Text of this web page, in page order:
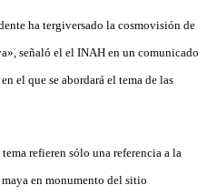
ha tergiversado la cosmovisión de
señaló el el INAH en un comunicado
el que se abordará el tema de las
refieren sólo una referencia a la
en monumento del sitio